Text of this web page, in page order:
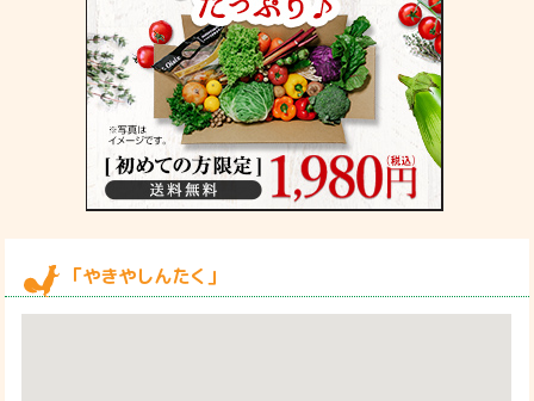
「やきやしんたく」